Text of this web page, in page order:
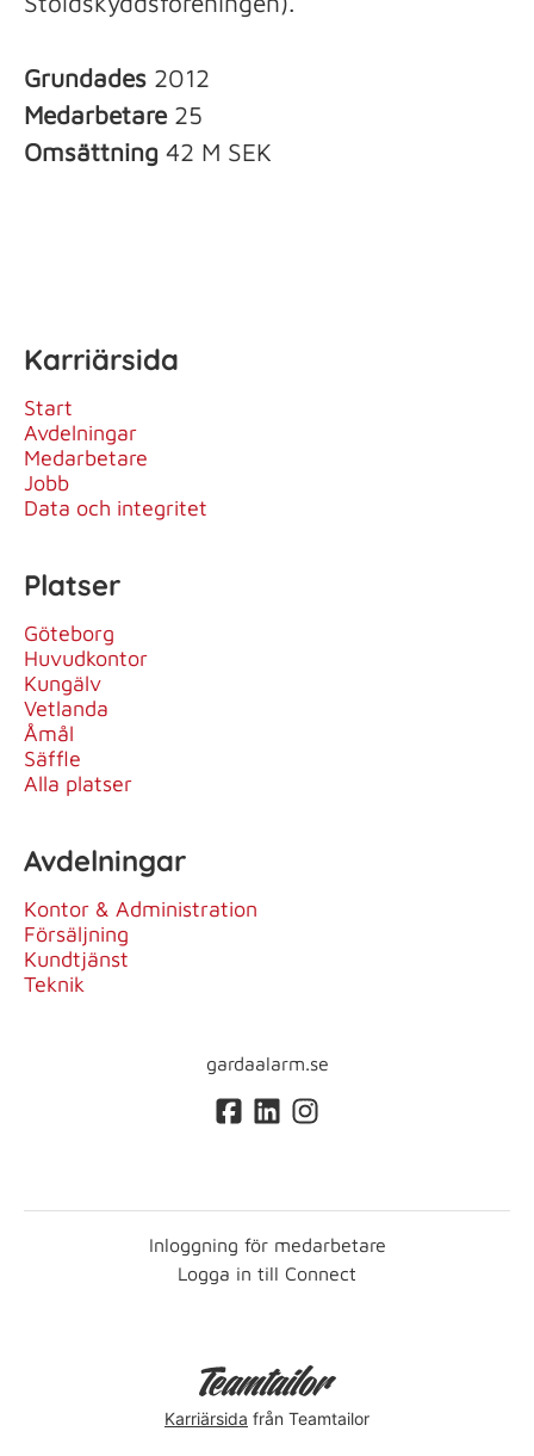
Grundades 2012
Medarbetare 25
Omsättning 42 M SEK
Karriärsida
Start
Avdelningar
Medarbetare
Jobb
Data och integritet
Platser
Göteborg
Huvudkontor
Kungälv
Vetlanda
Åmål
Säffle
Alla platser
Avdelningar
Kontor & Administration
Försäljning
Kundtjänst
Teknik
gardaalarm.se
Inloggning för medarbetare
Logga in till Connect
Karriärsida från Teamtailor